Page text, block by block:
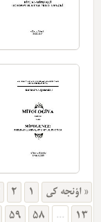
« اؤنجه کی 1
2
13
...
58
59